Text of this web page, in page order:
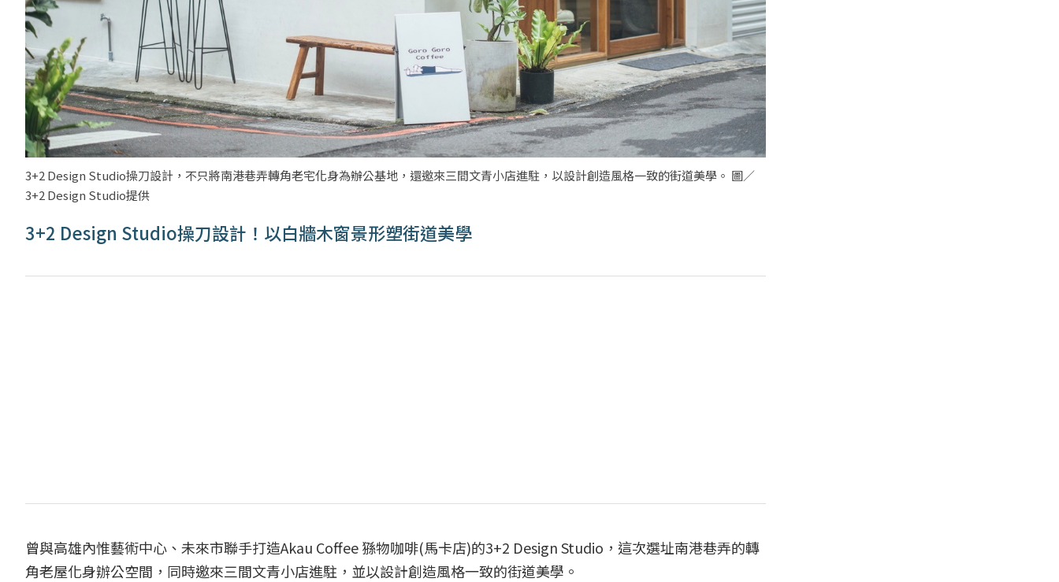
3+2 Design Studio操刀設計，不只將南港巷弄轉角老宅化身為辦公基地，還邀來三間文青小店進駐，以設計創造風格一致的街道美學。 圖／
3+2 Design Studio提供
3+2 Design Studio操刀設計！以白牆木窗景形塑街道美學
曾與高雄內惟藝術中心、未來市聯手打造Akau Coffee 猻物咖啡(馬卡店)的3+2 Design Studio，這次選址南港巷弄的轉
角老屋化身辦公空間，同時邀來三間文青小店進駐，並以設計創造風格一致的街道美學。